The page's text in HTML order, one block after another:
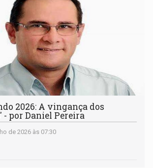
2026: A vingança dos
por Daniel Pereira
de 2026 às 07:30